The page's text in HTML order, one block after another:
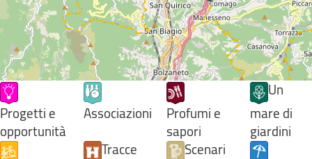
Progetti e
opportunità
Associazioni
Profumi e
sapori
Un
mare di
giardini
Tracce
Scenari